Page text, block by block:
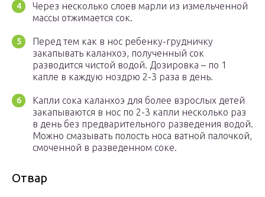
Через несколько слоев марли из измельченной
массы отжимается сок.
Перед тем как в нос ребенку-грудничку
закапывать каланхоэ, полученный сок
разводится чистой водой. Дозировка – по 1
капле в каждую ноздрю 2-3 раза в день.
Капли сока каланхоэ для более взрослых детей
закапываются в нос по 2-3 капли несколько раз
в день без предварительного разведения водой.
Можно смазывать полость носа ватной палочкой,
смоченной в разведенном соке.
Отвар